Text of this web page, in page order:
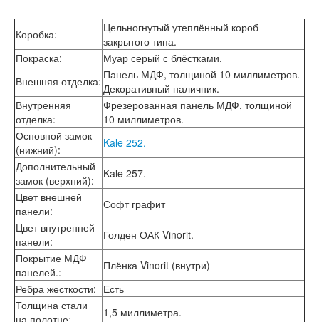
Лабиринт Пиано Смарт 2.0
Лабиринт Платинум
Лабиринт Полярис лайт
Лабиринт Роял
Лабиринт Сильвер
Лабиринт Сияна
Лабиринт Скайлаб
Лабиринт Скандия
Лабиринт Смартлаб
Лабиринт Соналаб
Лабиринт Термолайт
Лабиринт Термомагнит
Лабиринт Трендо
Лабиринт Тундра Плюс
Лабиринт Урбан
Лабиринт Фрост
Лабиринт Шторм
Лабиринт Эволаб
Двери Про
Двери Интекрон
Интекрон Брайтон Антрацит
Интекрон Вектор
Коробка:
Цельногнутый утеплённый короб
закрытого типа.
Покраска:
Муар серый с блёстками.
Внешняя отделка: Панель МДФ, толщиной 10 миллиметров.
Декоративный наличник.
Внутренняя
отделка:
Фрезерованная панель МДФ, толщиной
10 миллиметров.
Основной замок
(нижний):
Kale 252.
Дополнительный
замок (верхний):
Kale 257.
Цвет внешней
панели:
Софт графит
Цвет внутренней
панели:
Голден ОАК Vinorit.
Покрытие МДФ
панелей.:
Плёнка Vinorit (внутри)
Ребра жесткости: Есть
Толщина стали
на полотне:
1,5 миллиметра.